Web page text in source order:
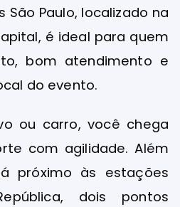
São Paulo, localizado na
é ideal para quem
bom atendimento e
do evento.
ou carro, você chega
com agilidade. Além
próximo às estações
dois pontos